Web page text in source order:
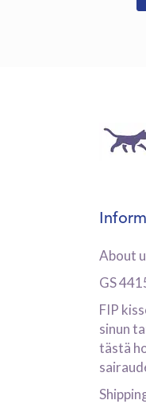
About
GS
FIP
sinun
tästä